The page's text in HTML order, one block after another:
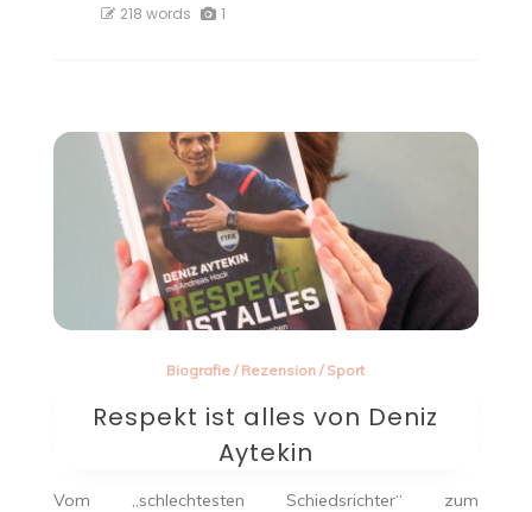
218 words
1
Biografie / Rezension / Sport
Respekt ist alles von Deniz
Aytekin
Vom „schlechtesten Schiedsrichter“ zum